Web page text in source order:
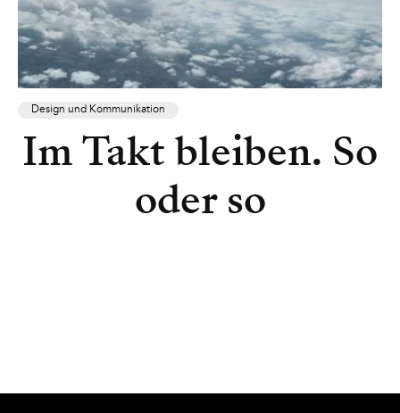
Design und Kommunikation
Im Takt bleiben. So
oder so